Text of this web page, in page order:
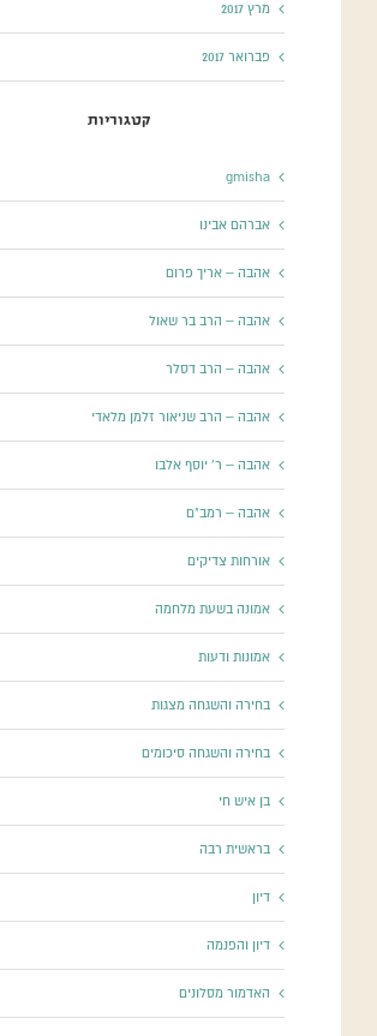
מרץ 2017
פברואר 2017
קטגוריות
gmisha
אברהם אבינו
אהבה – אריך פרום
אהבה – הרב בר שאול
אהבה – הרב דסלר
אהבה – הרב שניאור זלמן מלאדי
אהבה – ר' יוסף אלבו
אהבה – רמב"ם
אורחות צדיקים
אמונה בשעת מלחמה
אמונות ודעות
בחירה והשגחה מצגות
בחירה והשגחה סיכומים
בן איש חי
בראשית רבה
דיון
דיון והפנמה
האדמור מסלונים